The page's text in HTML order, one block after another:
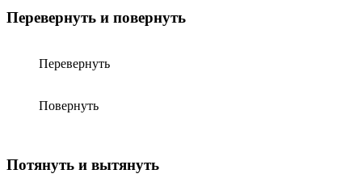
Перевернуть и повернуть
Перевернуть
Повернуть
Потянуть и вытянуть